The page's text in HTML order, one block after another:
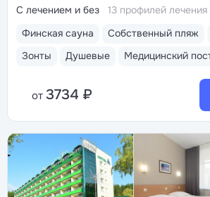
Финская сауна Собственный пляж
Зонты
Душевые Медицинский
С лечением и без 13 профилей лечения
от 3734 ₽